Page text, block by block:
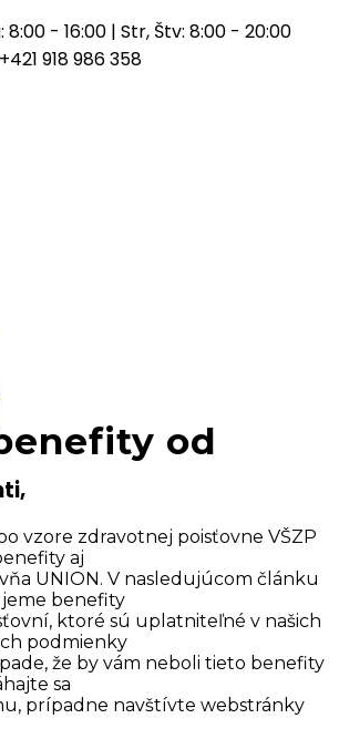
8:00 - 16:00 | Str, Štv: 8:00 - 20:00
+421 918 986 358
vzore zdravotnej poisťovne VŠZP
aj
UNION. V nasledujúcom článku
benefity
ktoré sú uplatniteľné v našich
podmienky
že by vám neboli tieto benefity
sa
prípadne navštívte webstránky